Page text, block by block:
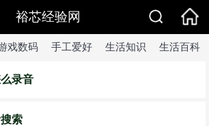
裕芯经验网
戏数码 手工爱好 生活知识 生活百科
录音
索